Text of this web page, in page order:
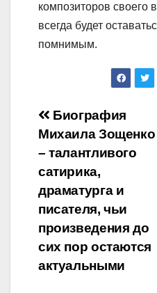
композиторов своего
всегда будет
помнимым.
Навигация
по
записям
Биография
Михаила Зощенко
– талантливого
сатирика,
драматурга и
писателя, чьи
произведения до
сих пор остаются
актуальными